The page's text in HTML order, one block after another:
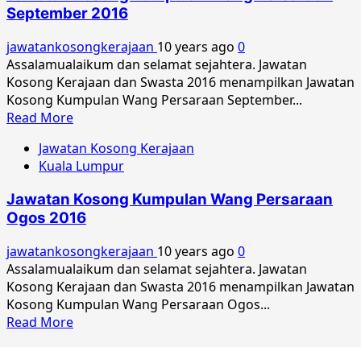
Wang
November
2016
September 2016
jawatankosongkerajaan 10 years ago 0
Assalamualaikum dan selamat sejahtera. Jawatan
Kosong Kerajaan dan Swasta 2016 menampilkan Jawatan
Kosong Kumpulan Wang Persaraan September...
Read MoreRead
about
Jawatan
Kumpulan
Wang
September
2016
Jawatan Kosong Kerajaan
Kuala Lumpur
Jawatan Kosong Kumpulan Wang Persaraan
Ogos 2016
jawatankosongkerajaan 10 years ago 0
Assalamualaikum dan selamat sejahtera. Jawatan
Kosong Kerajaan dan Swasta 2016 menampilkan Jawatan
Kosong Kumpulan Wang Persaraan Ogos...
Read MoreRead